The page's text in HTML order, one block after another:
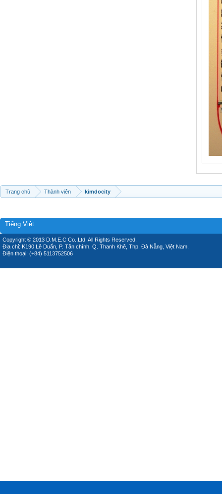
Trang chủ Thành viên kimdocity
Tiếng Việt
Copyright © 2013 D.M.E.C Co.,Ltd, All Rights Reserved.
Địa chỉ: K190 Lê Duẩn, P. Tân chính, Q. Thanh Khê, Thp. Đà Nẵng, Việt Nam.
Điện thoại: (+84) 5113752506